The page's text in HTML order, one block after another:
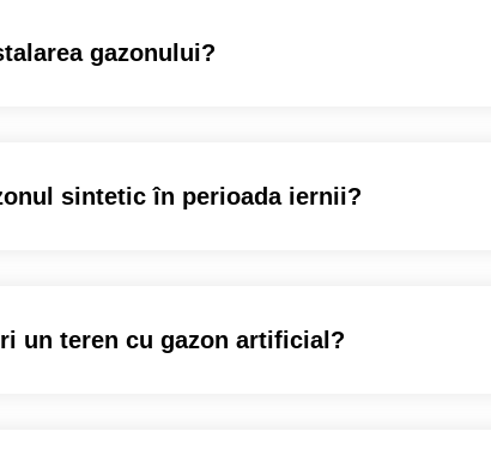
gazonului?
sintetic în perioada iernii?
un teren cu gazon artificial?